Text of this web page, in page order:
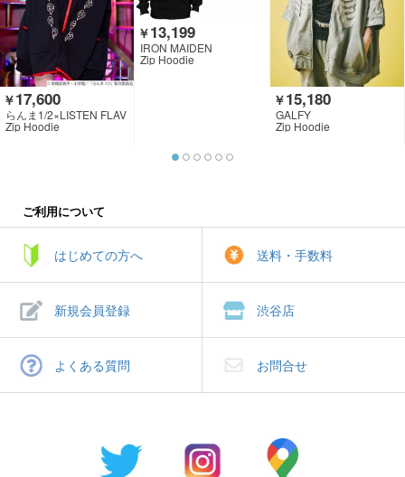
￥17,600
らんま1/2×LISTEN FLAV
OR
Zip Hoodie
￥13,199
IRON MAIDEN
Zip Hoodie
￥15,180
GALFY
Zip Hoodie
ご利用について
はじめての方へ 送料・手数料
新規会員登録 渋谷店
よくある質問 お問合せ